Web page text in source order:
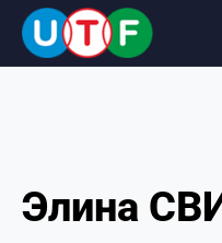
ГЛАВНАЯ
Элина